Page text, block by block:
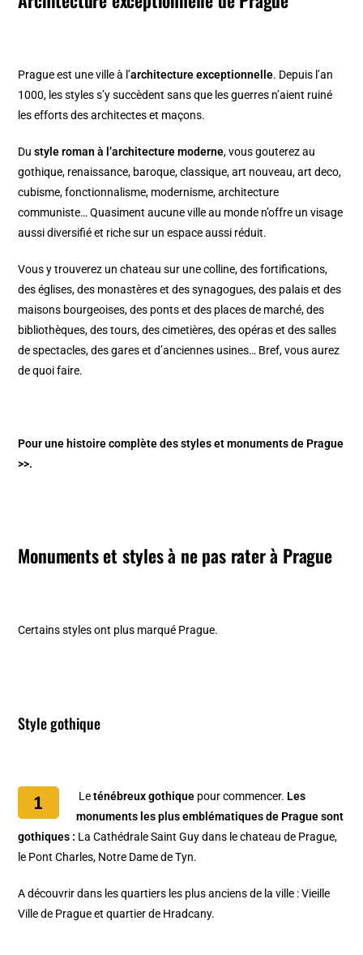
Prague est une ville à l’architecture exceptionnelle. Depuis l’an
1000, les styles s’y succèdent sans que les guerres n’aient ruiné
les efforts des architectes et maçons.
Dustyle roman à l’architecture moderne, vous gouterez au
gothique, renaissance, baroque, classique, art nouveau, art deco,
cubisme, fonctionnalisme, modernisme, architecture
communiste… Quasiment aucune ville au monde n’offre un visage
aussi diversifié et riche sur un espace aussi réduit.
Vous y trouverez un chateau sur une colline, des fortifications,
des églises, des monastères et des synagogues, des palais et des
maisons bourgeoises, des ponts et des places de marché, des
bibliothèques, des tours, des cimetières, des opéras et des salles
de spectacles, des gares et d’anciennes usines… Bref, vous aurez
de quoi faire.
Pour une histoire complète desstyles et monuments de Prague
>>.
Monuments et styles à ne pas rater à Prague
Certains styles ont plus marqué Prague.
Style gothique
Leténébreux gothique pour commencer. Les
monuments les plus emblématiques de Prague sont
gothiques : La Cathédrale Saint Guydans lechateau de Prague,
le Pont Charles, Notre Dame de Tyn.
A découvrir dans les quartiers les plus anciens de la ville :Vieille
Ville de Pragueetquartier de Hradcany.